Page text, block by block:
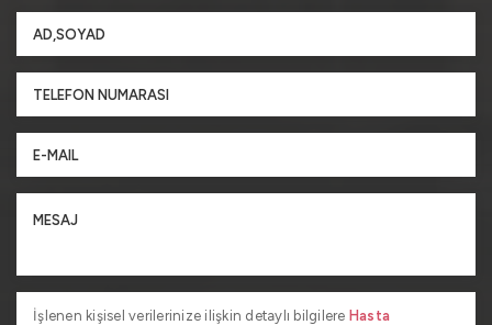
İşlenen kişisel verilerinize ilişkin detaylı bilgilere Hasta